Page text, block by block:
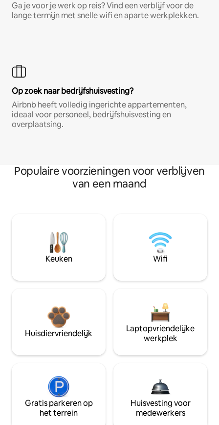
Ga je voor je werk op reis? Vind een verblijf voor de
lange termijn met snelle wifi en aparte werkplekken.
Op zoek naar bedrijfshuisvesting?
Airbnb heeft volledig ingerichte appartementen,
ideaal voor personeel, bedrijfshuisvesting en
overplaatsing.
Populaire voorzieningen voor verblijven
van een maand
Keuken Wifi
Huisdiervriendelijk
Laptopvriendelijke
werkplek
Gratis parkeren op
het terrein
Huisvesting voor
medewerkers